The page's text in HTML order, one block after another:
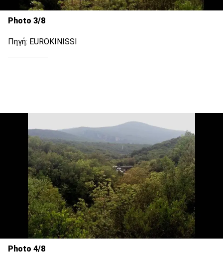
Photo 3/8
Πηγή: EUROKINISSI
Photo 4/8